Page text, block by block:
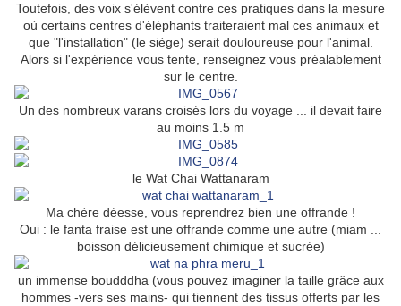
Toutefois, des voix s'élèvent contre ces pratiques dans la mesure
où certains centres d'éléphants traiteraient mal ces animaux et
que "l'installation" (le siège) serait douloureuse pour l'animal.
Alors si l'expérience vous tente, renseignez vous préalablement
sur le centre.
Un des nombreux varans croisés lors du voyage ... il devait faire
au moins 1.5 m
le Wat Chai Wattanaram
Ma chère déesse, vous reprendrez bien une offrande !
Oui : le fanta fraise est une offrande comme une autre (miam ...
boisson délicieusement chimique et sucrée)
un immense boudddha (vous pouvez imaginer la taille grâce aux
hommes -vers ses mains- qui tiennent des tissus offerts par les